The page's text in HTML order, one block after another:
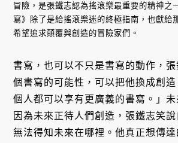
冒險，是張鐵志認為搖滾樂最重要的精神之
寫》除了是給搖滾樂迷的終極指南，也獻給
希望追求顛覆與創造的冒險家們。
書寫，也可以不只是書寫的動作，
個書寫的可能性，可以把他換成創
個人都可以享有更廣義的書寫。」未
因為未來正待人們創造，張鐵志笑說
無法得知未來在哪裡。他真正想傳